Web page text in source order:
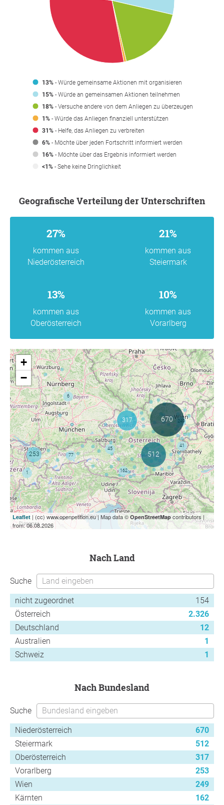
13% - Würde gemeinsame Aktionen mit organisieren
15% - Würde an gemeinsamen Aktionen teilnehmen
18% - Versuche andere von dem Anliegen zu überzeugen
1% - Würde das Anliegen finanziell unterstützen
31% - Helfe, das Anliegen zu verbreiten
6% - Möchte über jeden Fortschritt informiert werden
16% - Möchte über das Ergebnis informiert werden
<1% - Sehe keine Dringlichkeit
Geografische Verteilung der Unterschriften
27%
kommen aus
Niederösterreich
21%
kommen aus
Steiermark
13%
kommen aus
Oberösterreich
10%
kommen aus
Vorarlberg
+
−
Leaflet | (cc) www.openpetition.eu | Map data ©OpenStreetMapcontributors |
from: 06.08.2026
nach Land
Suche
nicht zugeordnet
154
Österreich
2.326
Deutschland
12
Australien
1
Schweiz
1
nach Bundesland
Suche
Niederösterreich
670
Steiermark
512
Oberösterreich
317
Vorarlberg
253
Wien
249
Kärnten
162